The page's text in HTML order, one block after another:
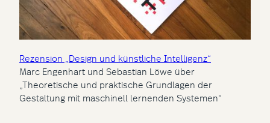
Rezension „Design und künstliche Intelligenz“
Marc Engenhart und Sebastian Löwe über
„Theoretische und praktische Grundlagen der
Gestaltung mit maschinell lernenden Systemen“